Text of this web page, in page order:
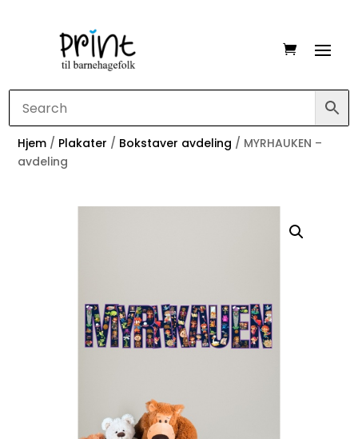
Hjem / Plakater / Bokstaver avdeling / MYRHAUKEN –
avdeling